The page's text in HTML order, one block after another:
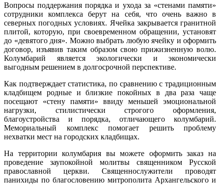
Вопросы поддержания порядка и ухода за «стенами памяти»
сотрудники комплекса берут на себя, что очень важно в
северных погодных условиях. Ячейка закрывается гранитной
плитой, которую, при своевременном обращении, установят
до «девятого дня». Можно выбрать любую ячейку и оформить
договор, изъявив таким образом свою прижизненную волю.
Колумбарий является экологически и экономически
выгодным решением в долгосрочной перспективе.
Как подтверждает статистика, по сравнению с традиционным
кладбищем родные и близкие покойных в два раза чаще
посещают «стену памяти» ввиду меньшей эмоциональной
нагрузки, стилистически строгого оформления,
благоустройства и порядка, отличающего колумбарий.
Мемориальный комплекс помогает решить проблему
нехватки мест на городских кладбищах.
На территории колумбария вы можете оформить заказ на
проведение заупокойной молитвы священником Русской
православной церкви. Священнослужители проводят
панихиды по благословению митрополита Архангельского и